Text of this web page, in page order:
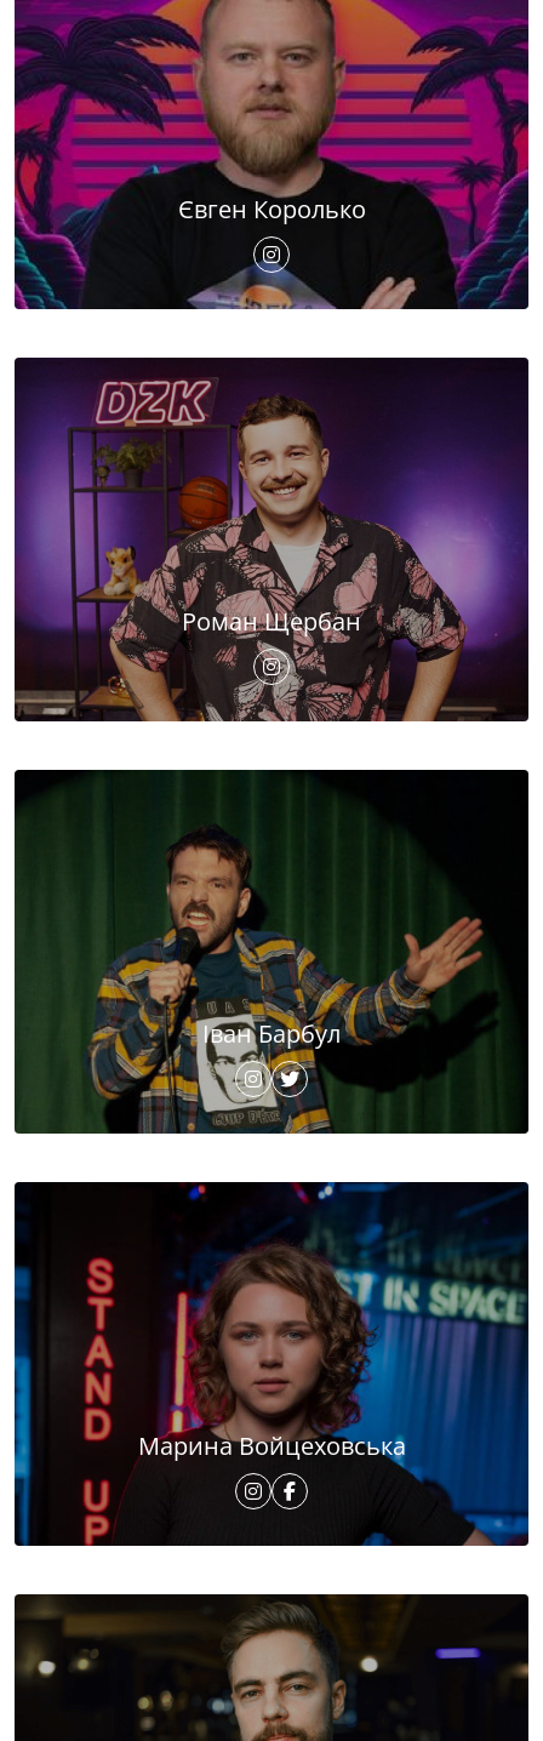
Євген Королько
Роман Щербан
Іван Барбул
Марина Войцеховська